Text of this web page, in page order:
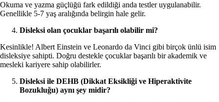
Okuma ve yazma güçlüğü fark edildiği anda testler uygulanabilir.
Genellikle 5-7 yaş aralığında belirgin hale gelir.
Disleksi olan çocuklar başarılı olabilir mi?
Kesinlikle! Albert Einstein ve Leonardo da Vinci gibi birçok ünlü isim
disleksiye sahipti. Doğru destekle çocuklar başarılı bir akademik ve
mesleki kariyere sahip olabilirler.
Disleksi ile DEHB (Dikkat Eksikliği ve Hiperaktivite
Bozukluğu) aynı şey midir?